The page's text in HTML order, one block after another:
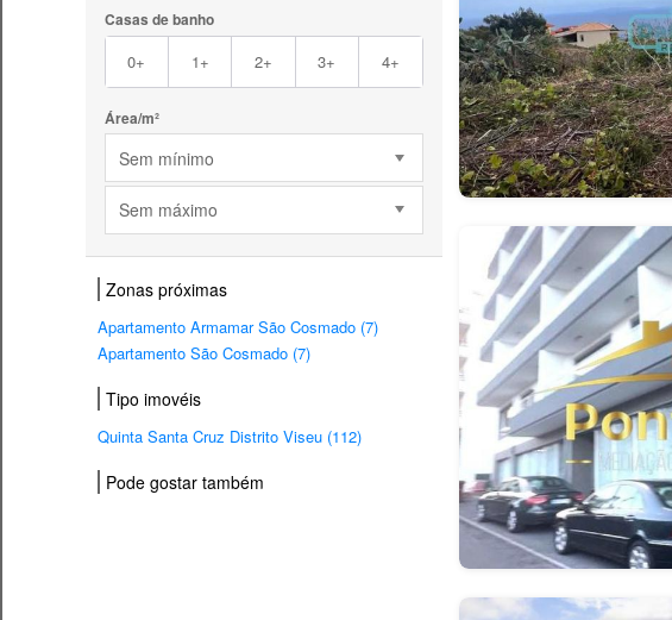
Casas de banho
0+ 1+ 2+ 3+ 4+
Área/m²
Sem mínimo
Sem máximo
Zonas próximas
Apartamento Armamar São Cosmado (7)
Apartamento São Cosmado (7)
Tipo imovéis
Quinta Santa Cruz Distrito Viseu (112)
Pode gostar também